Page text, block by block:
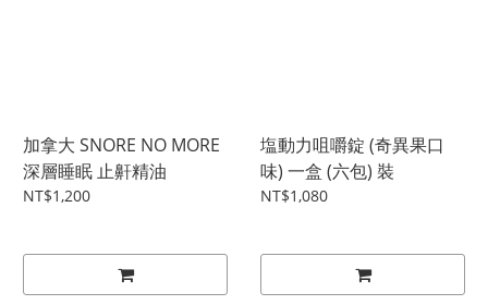
加拿大 SNORE NO MORE
深層睡眠 止鼾精油
NT$1,200
塩動力咀嚼錠 (奇異果口
味) 一盒 (六包) 裝
NT$1,080